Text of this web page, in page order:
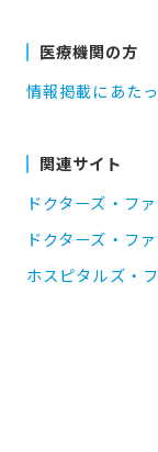
医療機関の方
情報掲載にあた
関連サイト
ドクターズ・フ
ドクターズ・フ
ホスピタルズ・